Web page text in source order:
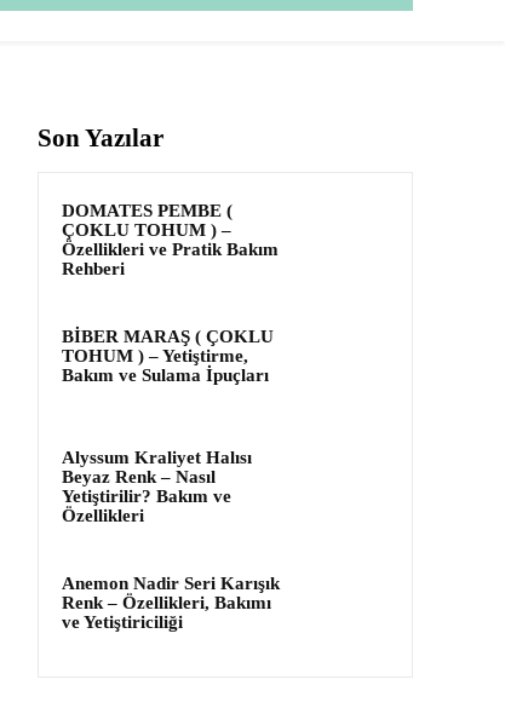
Son Yazılar
DOMATES PEMBE (
ÇOKLU TOHUM ) –
Özellikleri ve Pratik Bakım
Rehberi
BİBER MARAŞ ( ÇOKLU
TOHUM ) – Yetiştirme,
Bakım ve Sulama İpuçları
Alyssum Kraliyet Halısı
Beyaz Renk – Nasıl
Yetiştirilir? Bakım ve
Özellikleri
Anemon Nadir Seri Karışık
Renk – Özellikleri, Bakımı
ve Yetiştiriciliği